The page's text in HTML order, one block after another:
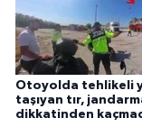
Otoyolda tehlikeli
taşıyan tır,
dikkatinden